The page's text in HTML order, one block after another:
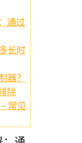
通过
长时
器？
除
常见